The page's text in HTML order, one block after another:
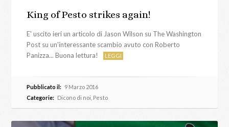
King of Pesto strikes again!
E' uscito ieri un articolo di Jason Wilson su The Washington
Post su un'interessante scambio avuto con Roberto
Panizza... Buona lettura!
LEGGI
Pubblicato il: 9 Marzo 2016
Categorie: Dicono di noi Pesto